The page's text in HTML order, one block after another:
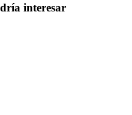
interesar